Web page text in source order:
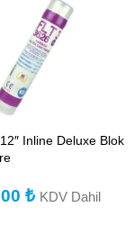
Inline Deluxe Blok
₺ KDV Dahil